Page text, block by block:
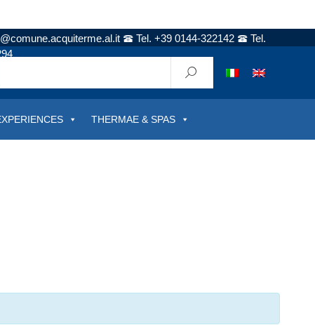
Tel. +39 0144-322142
Tel.
THERMAE & SPAS